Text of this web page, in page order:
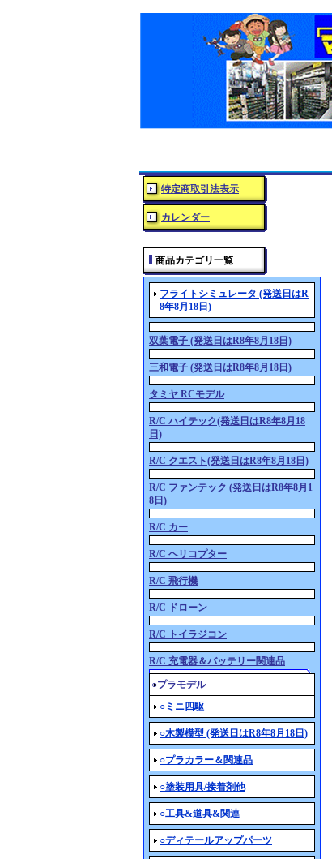
特定商取引法表示
カレンダー
商品カテゴリ一覧
フライトシミュレータ (発送日はR
8年8月18日)
双葉電子 (発送日はR8年8月18日)
三和電子 (発送日はR8年8月18日)
タミヤ RCモデル
R/C ハイテック(発送日はR8年8月18
日)
R/C クエスト(発送日はR8年8月18日)
R/C ファンテック (発送日はR8年8月1
8日)
R/C カー
R/C ヘリコプター
R/C 飛行機
R/C ドローン
R/C トイラジコン
R/C 充電器＆バッテリー関連品
○プラモデル
○ミニ四駆
○木製模型 (発送日はR8年8月18日)
○プラカラー＆関連品
○塗装用具/接着剤他
○工具&道具&関連
○ディテールアップパーツ